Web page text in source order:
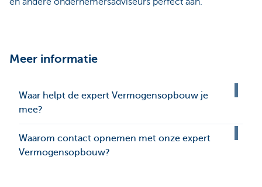
Meer informatie
Waar helpt de expert Vermogensopbouw je
mee?
Waarom contact opnemen met onze expert
Vermogensopbouw?